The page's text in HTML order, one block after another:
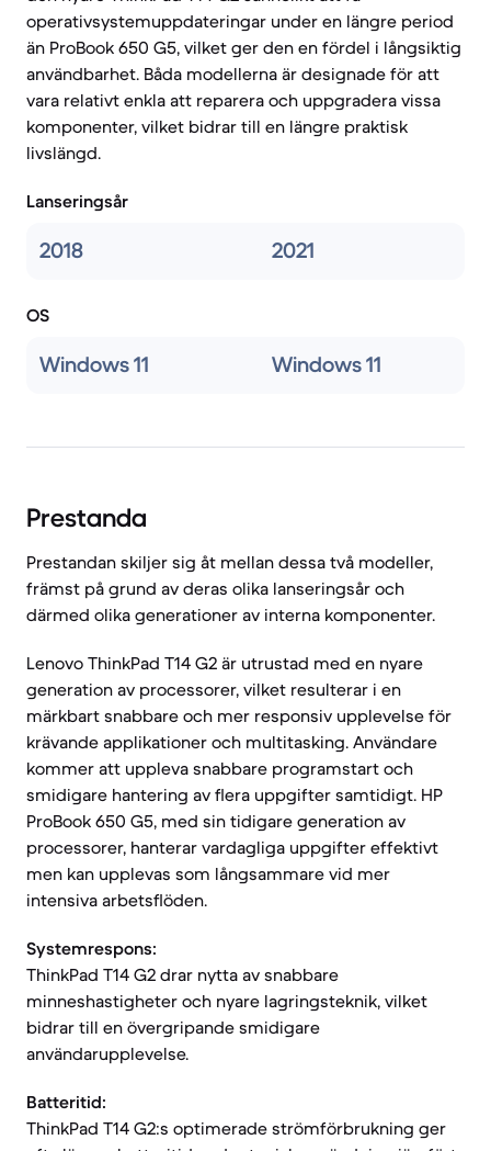
operativsystemuppdateringar under en längre period
än ProBook 650 G5, vilket ger den en fördel i långsiktig
användbarhet. Båda modellerna är designade för att
vara relativt enkla att reparera och uppgradera vissa
komponenter, vilket bidrar till en längre praktisk
livslängd.
Lanseringsår
2018 2021
OS
Windows 11 Windows 11
Prestanda
Prestandan skiljer sig åt mellan dessa två modeller,
främst på grund av deras olika lanseringsår och
därmed olika generationer av interna komponenter.
Lenovo ThinkPad T14 G2 är utrustad med en nyare
generation av processorer, vilket resulterar i en
märkbart snabbare och mer responsiv upplevelse för
krävande applikationer och multitasking. Användare
kommer att uppleva snabbare programstart och
smidigare hantering av flera uppgifter samtidigt. HP
ProBook 650 G5, med sin tidigare generation av
processorer, hanterar vardagliga uppgifter effektivt
men kan upplevas som långsammare vid mer
intensiva arbetsflöden.
Systemrespons:
ThinkPad T14 G2 drar nytta av snabbare
minneshastigheter och nyare lagringsteknik, vilket
bidrar till en övergripande smidigare
användarupplevelse.
Batteritid:
ThinkPad T14 G2:s optimerade strömförbrukning ger